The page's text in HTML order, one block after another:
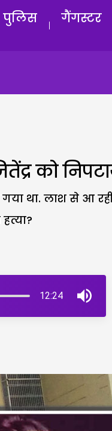
पुलिस गैंगस्टर
को
था. लाश से आ
12:24